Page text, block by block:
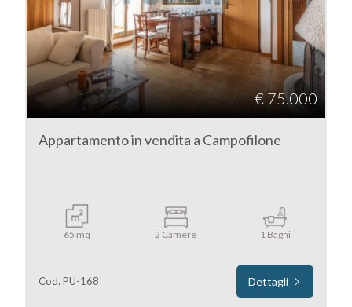
€ 75.000
Appartamento in vendita a Campofilone
65 mq 2 Camere 1 Bagni
Cod. PU-168 Dettagli
Fermo
Campofilone
Tipologia